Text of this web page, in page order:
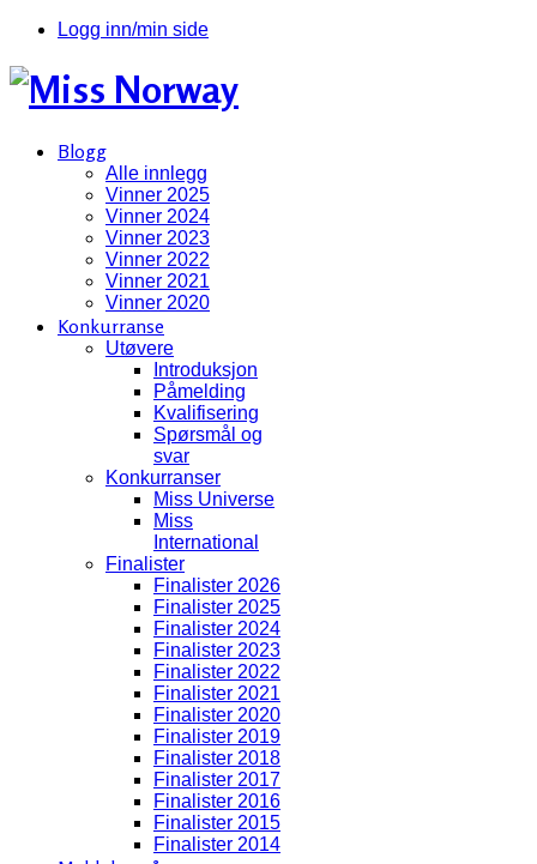
Logg inn/min side
Blogg
Alle innlegg
Vinner 2025
Vinner 2024
Vinner 2023
Vinner 2022
Vinner 2021
Vinner 2020
Konkurranse
Utøvere
Introduksjon
Påmelding
Kvalifisering
Spørsmål og
svar
Konkurranser
Miss Universe
Miss
International
Finalister
Finalister 2026
Finalister 2025
Finalister 2024
Finalister 2023
Finalister 2022
Finalister 2021
Finalister 2020
Finalister 2019
Finalister 2018
Finalister 2017
Finalister 2016
Finalister 2015
Finalister 2014